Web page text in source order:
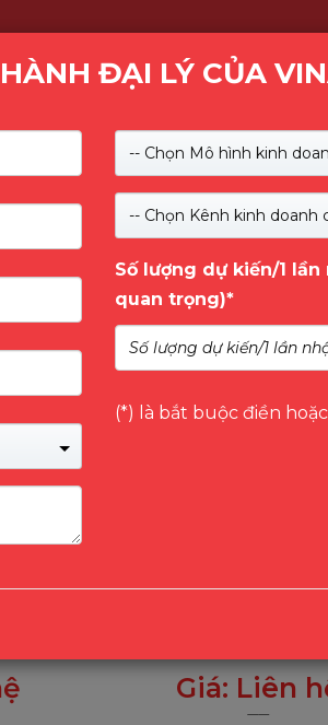
NHÃN HÀNG
Predator GM9 PCIe
Tốc độ 14500MB/s,
4TB
Giá: Liên
0₫
ĐẠI LÝ CỦA
-- Chọn Mô hình kinh
-- Chọn Kênh kinh doanh
Số lượng dự kiến/1
quan trọng)*
(*) là bắt buộc điền